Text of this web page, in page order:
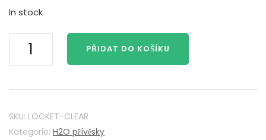
In stock
vodu
Mermaids
H2O
PŘIDAT DO KOŠÍKU
SKU: LOCKET-CLEAR
Kategorie: H2O přívěsky